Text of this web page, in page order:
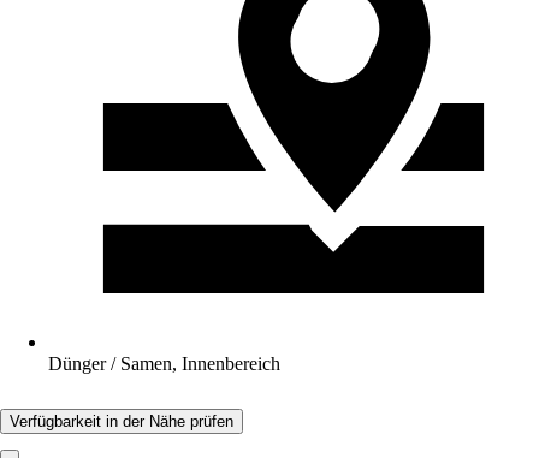
Dünger / Samen, Innenbereich
Verfügbarkeit in der Nähe prüfen